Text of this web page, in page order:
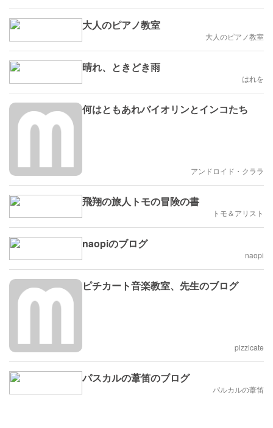
大人のピアノ教室
大人のピアノ教室
晴れ、ときどき雨
はれを
何はともあれバイオリンとインコたち
アンドロイド・クララ
飛翔の旅人トモの冒険の書
トモ＆アリスト
naopiのブログ
naopi
ピチカート音楽教室、先生のブログ
pizzicate
パスカルの葦笛のブログ
パルカルの葦笛